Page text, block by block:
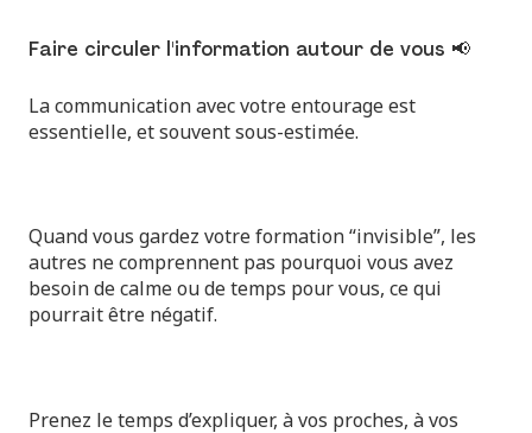
Faire circuler l'information autour de vous 📢
La communication avec votre entourage est
essentielle, et souvent sous-estimée.
Quand vous gardez votre formation “invisible”, les
autres ne comprennent pas pourquoi vous avez
besoin de calme ou de temps pour vous, ce qui
pourrait être négatif.
Prenez le temps d’expliquer, à vos proches, à vos